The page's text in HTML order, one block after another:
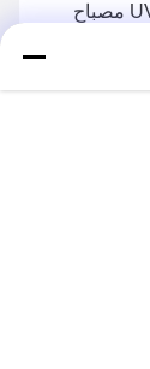
بالهواء UV LED مصباح
الشاشة
افضل سعر